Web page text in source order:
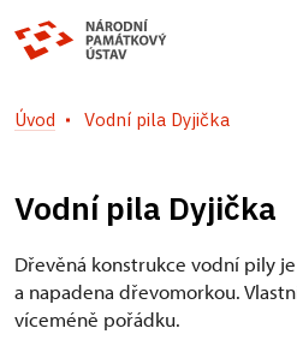
Úvod Vodní pila Dyjička
Vodní pila Dyjička
Dřevěná konstrukce vodní pily
a napadena dřevomorkou.
víceméně pořádku.